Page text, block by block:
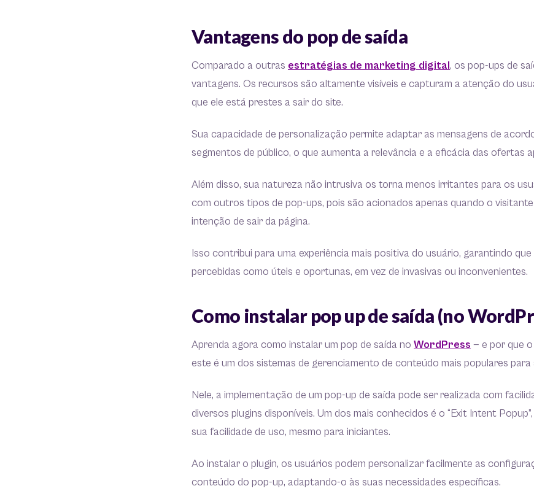
Vantagens do pop de saída
Comparado a outras estratégias de marketing digital, os pop-ups de
vantagens. Os recursos são altamente visíveis e capturam a atenção do
que ele está prestes a sair do site.
Sua capacidade de personalização permite adaptar as mensagens de
segmentos de público, o que aumenta a relevância e a eficácia das ofertas
Além disso, sua natureza não intrusiva os torna menos irritantes para os
com outros tipos de pop-ups, pois são acionados apenas quando o
intenção de sair da página.
Isso contribui para uma experiência mais positiva do usuário, garantindo que
percebidas como úteis e oportunas, em vez de invasivas ou inconvenientes.
Como instalar pop up de saída (no
Aprenda agora como instalar um pop de saída no WordPress — e por que
este é um dos sistemas de gerenciamento de conteúdo mais populares para
Nele, a implementação de um pop-up de saída pode ser realizada com
diversos plugins disponíveis. Um dos mais conhecidos é o “Exit Intent
sua facilidade de uso, mesmo para iniciantes.
Ao instalar o plugin, os usuários podem personalizar facilmente as
conteúdo do pop-up, adaptando-o às suas necessidades específicas.